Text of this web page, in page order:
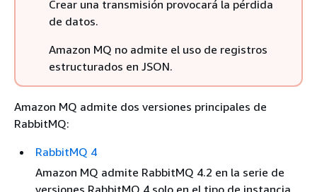
Crear una transmisión provocará la pérdida
de datos.
Amazon MQ no admite el uso de registros
estructurados en JSON.
Amazon MQ admite dos versiones principales de
RabbitMQ:
RabbitMQ 4
Amazon MQ admite RabbitMQ 4.2 en la serie de
versiones RabbitMQ 4 solo en el tipo de instancia